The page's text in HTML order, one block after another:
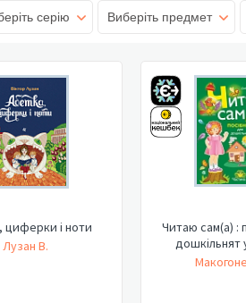
серію Виберіть предмет
циферки і ноти
Лузан В.
Читаю сам(а) :
дошкільнят